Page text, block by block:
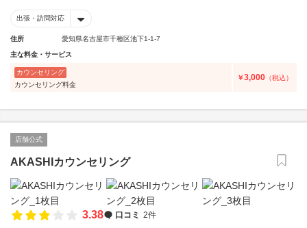
出張・訪問対応
住所 愛知県名古屋市千種区池下1-1-7
主な料金・サービス
カウンセリング
カウンセリング料金
￥3,000 （税込）
店舗公式
AKASHIカウンセリング
3.38 口コミ 2件